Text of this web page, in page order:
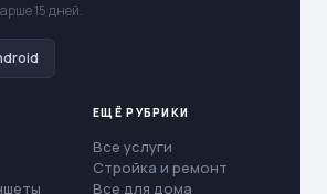
15 дней.
ЕЩЁ РУБРИКИ
Все услуги
Стройка и ремонт
Все для дома